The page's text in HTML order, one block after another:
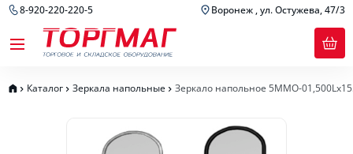
8-920-220-220-5 Воронеж , ул. Остужева, 47/3
Каталог Зеркала напольные Зеркало напольное 5MMО-